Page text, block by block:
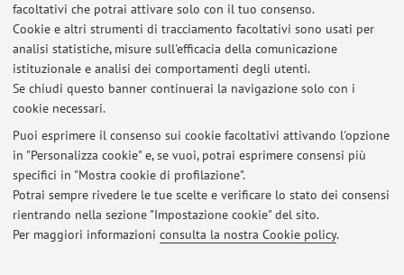
facoltativi che potrai attivare solo con il tuo consenso.
Cookie e altri strumenti di tracciamento facoltativi sono usati per
analisi statistiche, misure sull'efficacia della comunicazione
istituzionale e analisi dei comportamenti degli utenti.
Se chiudi questo banner continuerai la navigazione solo con i
cookie necessari.
Puoi esprimere il consenso sui cookie facoltativi attivando l'opzione
in "Personalizza cookie" e, se vuoi, potrai esprimere consensi più
specifici in "Mostra cookie di profilazione".
Potrai sempre rivedere le tue scelte e verificare lo stato dei consensi
rientrando nella sezione "Impostazione cookie" del sito.
Per maggiori informazioni consulta la nostra Cookie policy.
Dipartimento di Scienze Biomediche e Neuromotorie
Piazza di Porta San Donato 2, Bologna - Vai alla mappa
Ultimi avvisi
Al momento non sono presenti avvisi.